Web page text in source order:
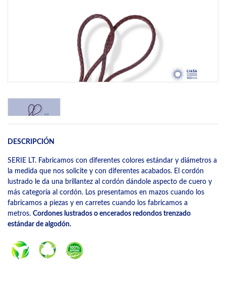
DESCRIPCIÓN
SERIE LT. Fabricamos con diferentes colores estándar y diámetros a
la medida que nos solicite y con diferentes acabados. El cordón
lustrado le da una brillantez al cordón dándole aspecto de cuero y
más categoría al cordón. Los presentamos en mazos cuando los
fabricamos a piezas y en carretes cuando los fabricamos a
metros. Cordones lustrados o encerados redondos trenzado
estándar de algodón.